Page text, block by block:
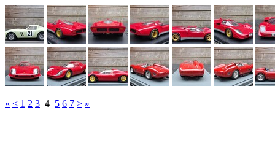
« < 1 2 3 4 5 6 7 > »